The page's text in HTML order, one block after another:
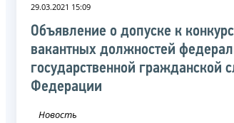
29.03.2021 15:09
Объявление о допуске к
вакантных должностей
государственной гражданской
Федерации
Новость